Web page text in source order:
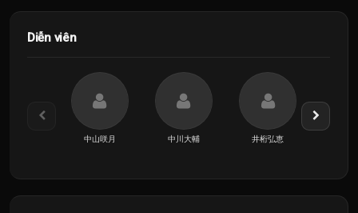
Diễn viên
中山咲月 中川大輔 井桁弘恵